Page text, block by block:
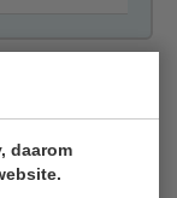
7016
daarom